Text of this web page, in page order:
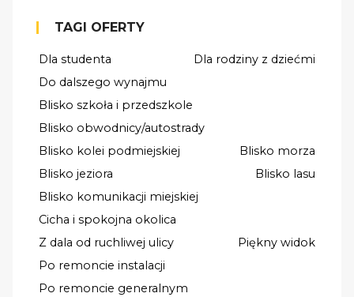
TAGI OFERTY
Dla studenta
Dla rodziny z dziećmi
Do dalszego wynajmu
Blisko szkoła i przedszkole
Blisko obwodnicy/autostrady
Blisko kolei podmiejskiej
Blisko morza
Blisko jeziora
Blisko lasu
Blisko komunikacji miejskiej
Cicha i spokojna okolica
Z dala od ruchliwej ulicy
Piękny widok
Po remoncie instalacji
Po remoncie generalnym